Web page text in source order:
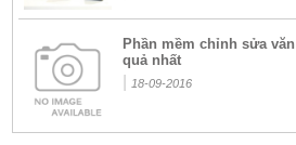
Phần mềm chỉnh sửa
quả nhất
18-09-2016